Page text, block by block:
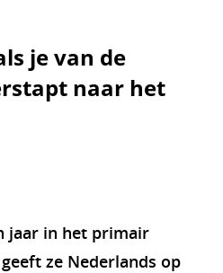
je van de
naar het
jaar in het primair
ze Nederlands op